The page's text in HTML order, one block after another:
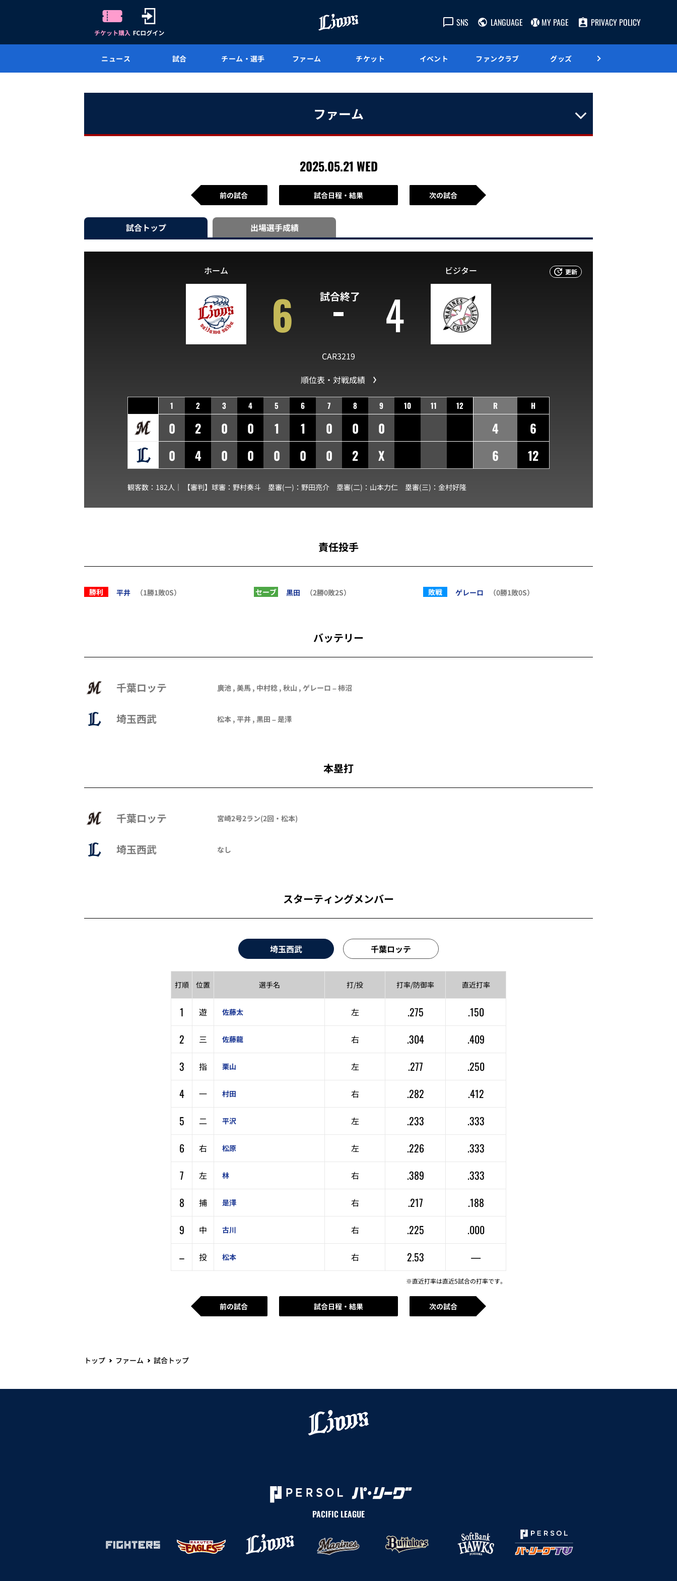
SNS LANGUAGE MY PAGE PRIVACY POLICY
ニュース 試合 チーム・選手 ファーム チケット イベント ファンクラブ グッズ
ファーム
2025.05.21 WED
前の試合 試合日程・結果 次の試合
試合トップ 出場選手成績
更新
試合終了
ホーム
6 4
ビジター
CAR3219
順位表・対戦成績
1 2 3 4 5 6 7 8 9 10 11 12
0 2 0 0 1 1 0 0
0
0
4 0 0 0 0 0 2 X
R H
4
6
6
12
観客数：182人｜ 【審判】球審： 野村奏斗 塁審(一)： 野田亮介 塁審(二)： 山本力仁 塁審(三)： 金村好隆
責任投手
勝利 平井 （1勝1敗0S） セーブ 黒田 （2勝0敗2S） 敗戦 ゲレーロ （0勝1敗0S）
バッテリー
千葉ロッテ 廣池 , 美馬 , 中村稔 , 秋山 , ゲレーロ –柿沼
埼玉西武 松本 , 平井 , 黒田 – 是澤
本塁打
千葉ロッテ 宮崎2号2ラン(2回・ 松本)
埼玉西武 なし
スターティングメンバー
埼玉西武 千葉ロッテ
打順 位置 選手名 打/投 打率/防御率 直近打率
1 遊 佐藤太 左 .275
.150
2
三 佐藤龍 右 .304
.409
3
指 栗山 左 .277
.250
4
一 村田 右 .282
.412
5
二 平沢 左 .233
.333
6
右 松原 左 .226
.333
7
左 林 右 .389
.333
8
捕 是澤 右 .217
.188
9
中 古川 右 .225
.000
–
投 松本 右 2.53 —
※直近打率は直近5試合の打率です。
前の試合 試合日程・結果 次の試合
トップ ファーム 試合トップ
PACIFIC LEAGUE